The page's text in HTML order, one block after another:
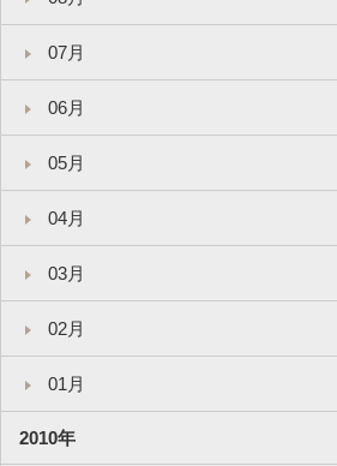
07月
06月
05月
04月
03月
02月
01月
2010年